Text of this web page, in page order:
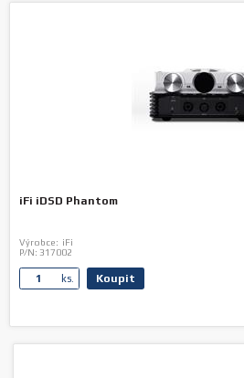
iFi iDSD Phantom
Výrobce: iFi
P/N: 317002
ks. Koupit